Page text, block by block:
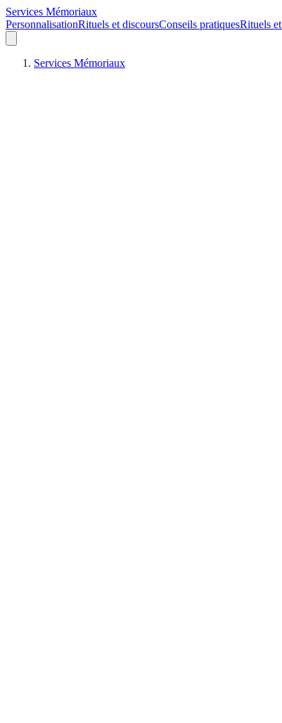
Services Mémoriaux
PersonnalisationRituels et discoursConseils pratiquesRituels
Services Mémoriaux